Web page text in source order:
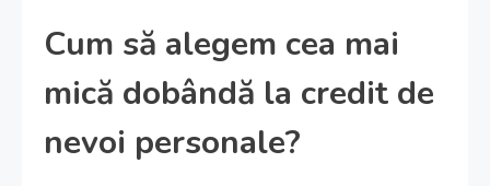
Cum să alegem cea mai
mică dobândă la credit de
nevoi personale?